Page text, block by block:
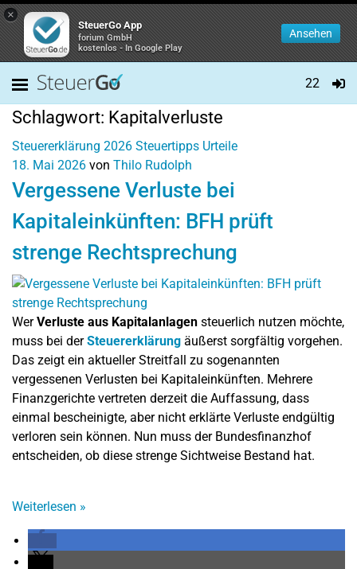
×
SteuerGo App
forium GmbH
kostenlos - In Google Play
Ansehen
22
Schlagwort: Kapitalverluste
Steuererklärung 2026 Steuertipps Urteile
18. Mai 2026 von Thilo Rudolph
Vergessene Verluste bei
Kapitaleinkünften: BFH prüft
strenge Rechtsprechung
WerVerluste aus Kapitalanlagen steuerlich nutzen möchte,
muss bei derSteuererklärung äußerst sorgfältig vorgehen.
Das zeigt ein aktueller Streitfall zu sogenannten
vergessenen Verlusten bei Kapitaleinkünften. Mehrere
Finanzgerichte vertreten derzeit die Auffassung, dass
einmal bescheinigte, aber nicht erklärte Verluste endgültig
verloren sein können. Nun muss der Bundesfinanzhof
entscheiden, ob diese strenge Sichtweise Bestand hat.
Weiterlesen »